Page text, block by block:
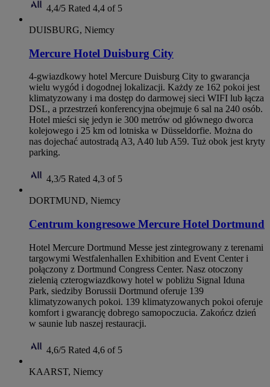
4,4/5 Rated 4,4 of 5
DUISBURG, Niemcy
Mercure Hotel Duisburg City
4-gwiazdkowy hotel Mercure Duisburg City to gwarancja
wielu wygód i dogodnej lokalizacji. Każdy ze 162 pokoi jest
klimatyzowany i ma dostęp do darmowej sieci WIFI lub łącza
DSL, a przestrzeń konferencyjna obejmuje 6 sal na 240 osób.
Hotel mieści się jedyn ie 300 metrów od głównego dworca
kolejowego i 25 km od lotniska w Düsseldorfie. Można do
nas dojechać autostradą A3, A40 lub A59. Tuż obok jest kryty
parking.
4,3/5 Rated 4,3 of 5
DORTMUND, Niemcy
Centrum kongresowe Mercure Hotel Dortmund
Hotel Mercure Dortmund Messe jest zintegrowany z terenami
targowymi Westfalenhallen Exhibition and Event Center i
połączony z Dortmund Congress Center. Nasz otoczony
zielenią czterogwiazdkowy hotel w pobliżu Signal Iduna
Park, siedziby Borussii Dortmund oferuje 139
klimatyzowanych pokoi. 139 klimatyzowanych pokoi oferuje
komfort i gwarancję dobrego samopoczucia. Zakończ dzień
w saunie lub naszej restauracji.
4,6/5 Rated 4,6 of 5
KAARST, Niemcy